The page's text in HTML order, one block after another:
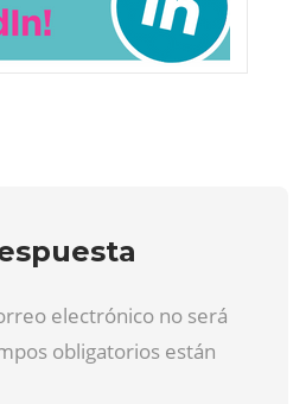
electrónico no será
obligatorios están